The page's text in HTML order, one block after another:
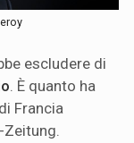
escludere di
. È quanto ha
Francia